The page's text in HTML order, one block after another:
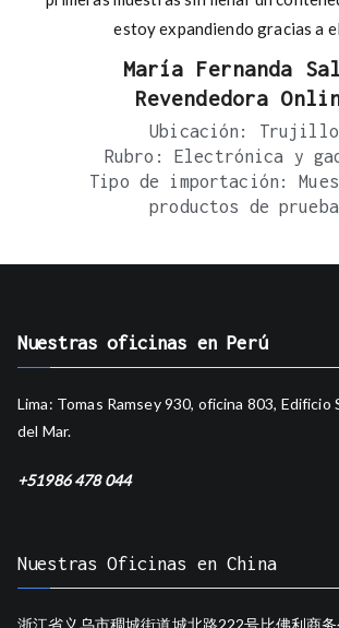
estoy expandiendo gracias a
María Fernanda
Revendedora
Ubicación: Trujillo
Rubro: Electrónica y
Tipo de importación:
productos de prueba
Nuestras oficinas en Perú
Lima: Tomas Ramsey 930, oficina 803, Edificio
del Mar.
+51986 478 044
Nuestras Oficinas en China